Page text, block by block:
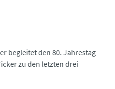
begleitet den 80. Jahrestag
zu den letzten drei